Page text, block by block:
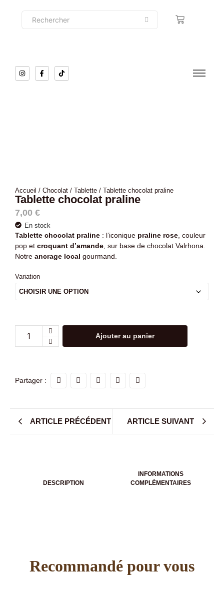
Accueil / Chocolat / Tablette / Tablette chocolat praline
Tablette chocolat praline
7,00 €
En stock
Tablette chocolat praline : l’iconique praline rose , couleur
pop et croquant d’amande , sur base de chocolat Valrhona.
Notre ancrage local gourmand.
Variation
Ajouter au panier
Partager :
ARTICLE PRÉCÉDENT ARTICLE SUIVANT
DESCRIPTION
INFORMATIONS
COMPLÉMENTAIRES
Recommandé pour vous